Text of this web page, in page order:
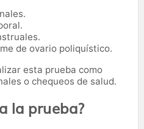
de ovario poliquístico.
esta prueba como
o chequeos de salud.
la prueba?